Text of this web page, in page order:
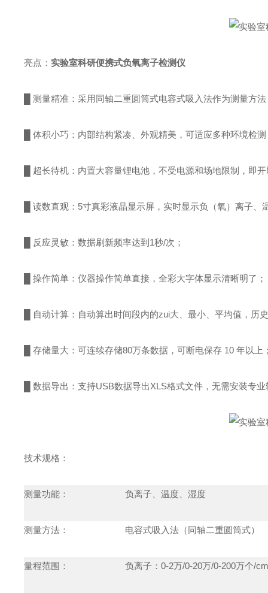
亮点： 实验室科研便携式负氧离子检测仪
█ 测量精准：采用同轴二重圆筒式电容式吸入法作为测量方法
█ 体积小巧：内部结构紧凑、外观精美，可适应多种环境检
█ 超长待机：内置大容量锂电池，不受电源和场地限制，即
█ 读数直观：5寸真彩液晶显示屏，实时显示负（氧）离子、
█ 反应灵敏：数据刷新频率达到1秒/次；
█ 操作简单：仪器操作简单直接，全彩大字体显示清晰明了；
█ 自动计算：自动算出时间段内的zui大、最小、平均值，历
█ 存储量大：可连续存储80万条数据，可断电保存 10 年以上
█ 数据导出：支持USB数据导出XLS格式文件，无需安装专
技术规格：
测量功能： 负离子、温度、湿度
测量方法： 电容式吸入法（同轴二重圆筒式）
量程范围： 负离子： 0-2万/0-20万/0-200万个/